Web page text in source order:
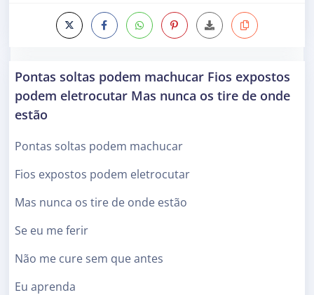
Pontas soltas podem machucar Fios expostos
podem eletrocutar Mas nunca os tire de onde
estão
Pontas soltas podem machucar
Fios expostos podem eletrocutar
Mas nunca os tire de onde estão
Se eu me ferir
Não me cure sem que antes
Eu aprenda